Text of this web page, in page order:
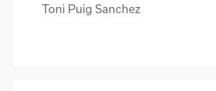
Toni Puig Sanchez